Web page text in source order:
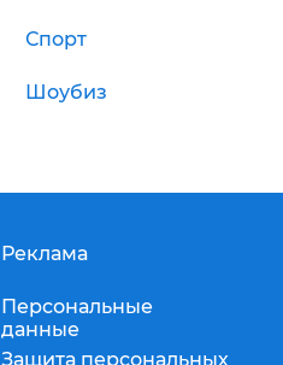
Спорт
Шоубиз
Реклама
Персональные
данные
Защита персональных